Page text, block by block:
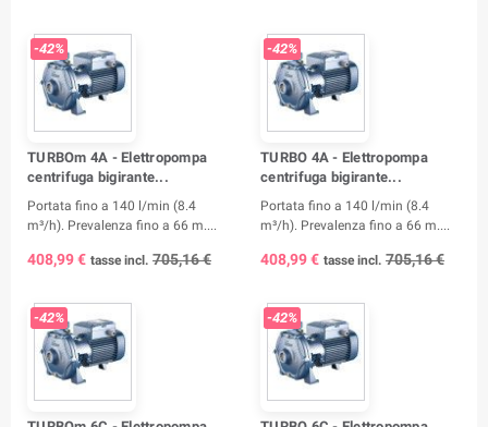
-42%
TURBOm 4A - Elettropompa
centrifuga bigirante...
Portata fino a 140 l/min (8.4
m³/h). Prevalenza fino a 66 m....
408,99 € tasse incl. 705,16 €
-42%
TURBO 4A - Elettropompa
centrifuga bigirante...
Portata fino a 140 l/min (8.4
m³/h). Prevalenza fino a 66 m....
408,99 € tasse incl. 705,16 €
-42% -42%